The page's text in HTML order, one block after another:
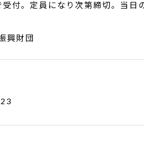
付。定員になり次第締切。当日
興財団